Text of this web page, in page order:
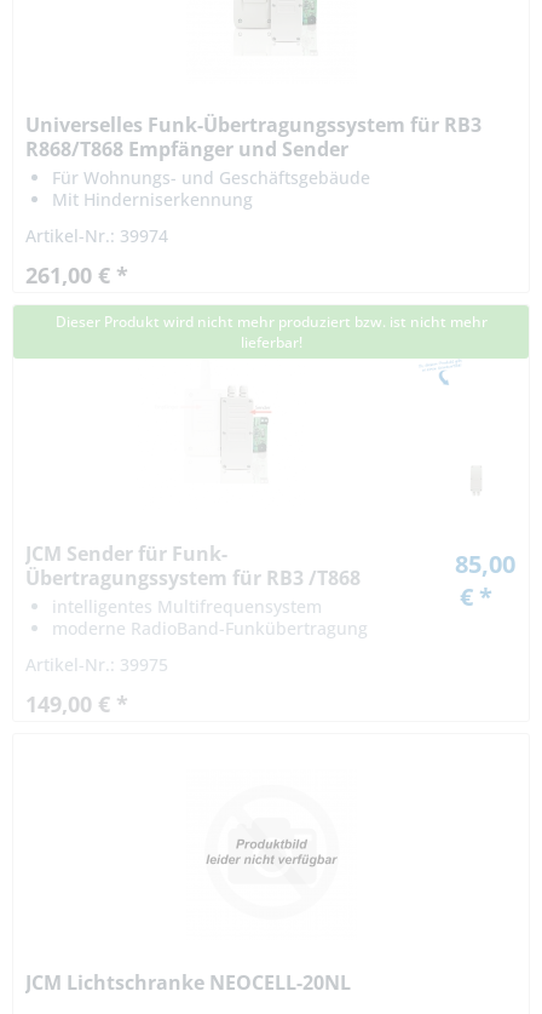
Universelles Funk-Übertragungssystem für RB3
R868/T868 Empfänger und Sender
Für Wohnungs- und Geschäftsgebäude
Mit Hinderniserkennung
Artikel-Nr.: 39974
261,00 € *
Dieser Produkt wird nicht mehr produziert bzw. ist nicht mehr
lieferbar!
JCM Sender für Funk-
Übertragungssystem für RB3 /T868
intelligentes Multifrequensystem
moderne RadioBand-Funkübertragung
Artikel-Nr.: 39975
149,00 € *
85,00
€ *
JCM Lichtschranke NEOCELL-20NL